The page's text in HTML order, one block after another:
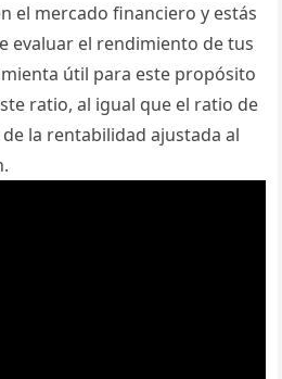
el mercado financiero y estás
evaluar el rendimiento de tus
útil para este propósito
ratio, al igual que el ratio de
la rentabilidad ajustada al